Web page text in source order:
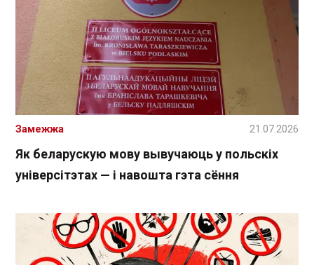
Як беларускую мову вывучаюць у польскіх
універсітэтах — і навошта гэта сёння
Замежжа 21.07.2026